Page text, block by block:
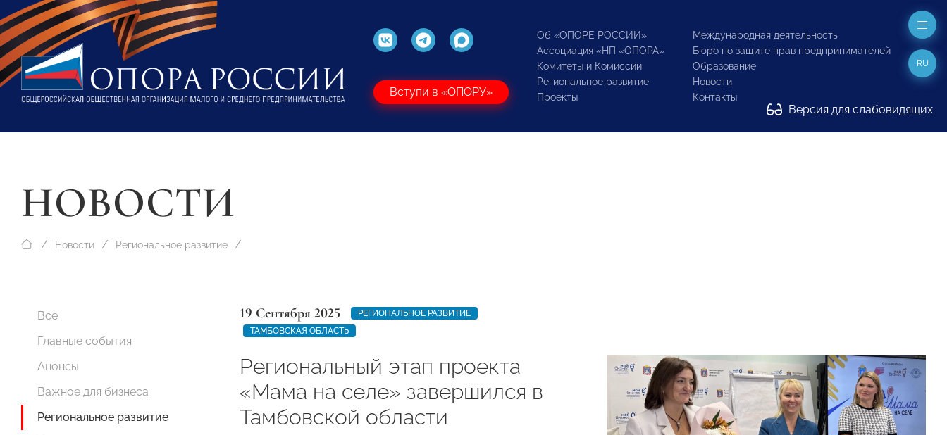
Вступи в «ОПОРУ»
Об «ОПОРЕ РОССИИ»
Ассоциация «НП «ОПОРА»
Комитеты и Комиссии
Региональное развитие
Проекты
Международная деятельность
Бюро по защите прав предпринимателей
Образование
Новости
Контакты
Версия для слабовидящих
RU
НОВОСТИ
Новости Региональное развитие
Все
Главные события
Анонсы
Важное для бизнеса
Региональное развитие
19 Сентября 2025
РЕГИОНАЛЬНОЕ РАЗВИТИЕ
ТАМБОВСКАЯ ОБЛАСТЬ
Региональный этап проекта
«Мама на селе» завершился в
Тамбовской области